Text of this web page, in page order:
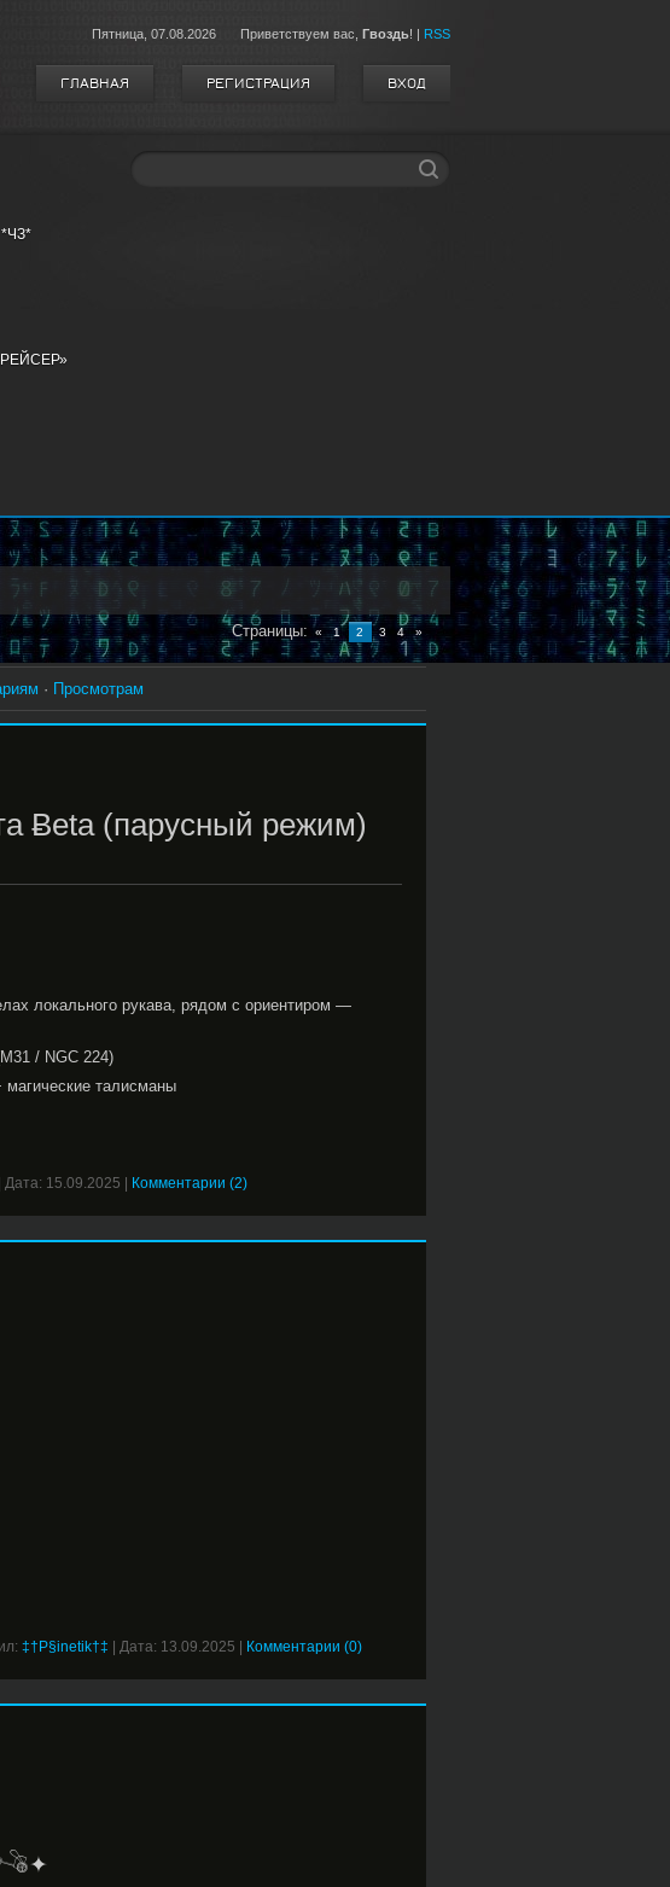
Пятница, 07.08.2026 Приветствуем вас Гвоздь! | RSS
ГЛАВНАЯ РЕГИСТРАЦИЯ ВХОД
*ЧЗ*
Страницы: « 1 2 3 4 »
· Просмотрам
Ƀeta (парусный режим)
локального рукава, рядом с ориентиром —
/ NGC 224)
магические талисманы
Дата: 15.09.2025 Комментарии (2)
‡†P§inetik†‡ Дата: 13.09.2025 Комментарии (0)